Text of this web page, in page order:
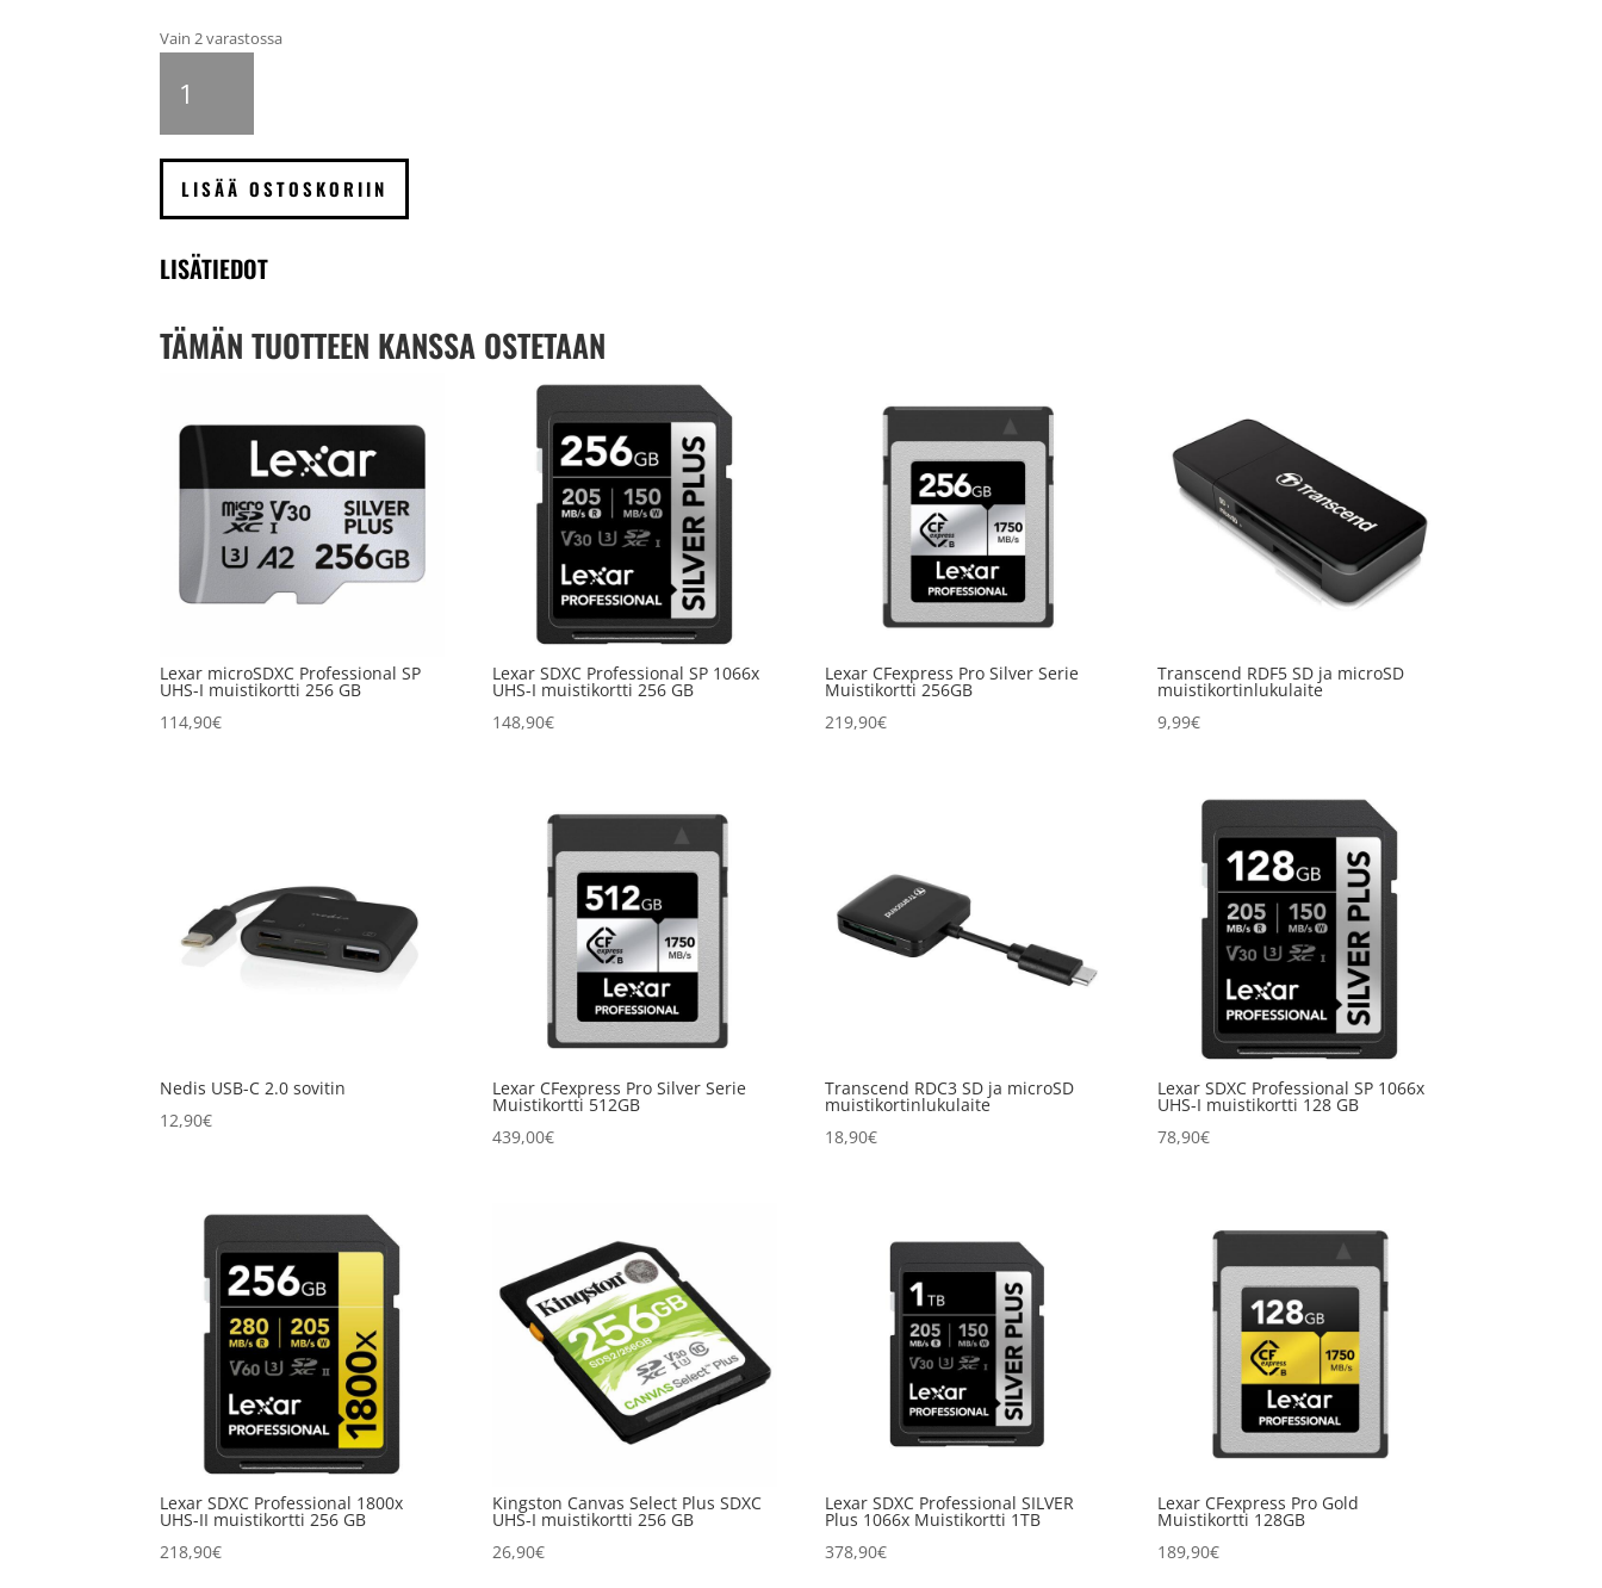
Vain 2 varastossa
SDXC
1066x
512GB
määrä
LISÄÄ OSTOSKORIIN
LISÄTIEDOT
TÄMÄN TUOTTEEN KANSSA OSTETAAN
Lexar microSDXC Professional SP
UHS-I muistikortti 256 GB
114,90€
Lexar SDXC Professional SP 1066x
UHS-I muistikortti 256 GB
148,90€
Lexar CFexpress Pro Silver Serie
Muistikortti 256GB
219,90€
Transcend RDF5 SD ja microSD
muistikortinlukulaite
9,99€
Nedis USB-C 2.0 sovitin
12,90€
Lexar CFexpress Pro Silver Serie
Muistikortti 512GB
439,00€
Transcend RDC3 SD ja microSD
muistikortinlukulaite
18,90€
Lexar SDXC Professional SP 1066x
UHS-I muistikortti 128 GB
78,90€
Lexar SDXC Professional 1800x
UHS-II muistikortti 256 GB
218,90€
Kingston Canvas Select Plus SDXC
UHS-I muistikortti 256 GB
26,90€
Lexar SDXC Professional SILVER
Plus 1066x Muistikortti 1TB
378,90€
Lexar CFexpress Pro Gold
Muistikortti 128GB
189,90€